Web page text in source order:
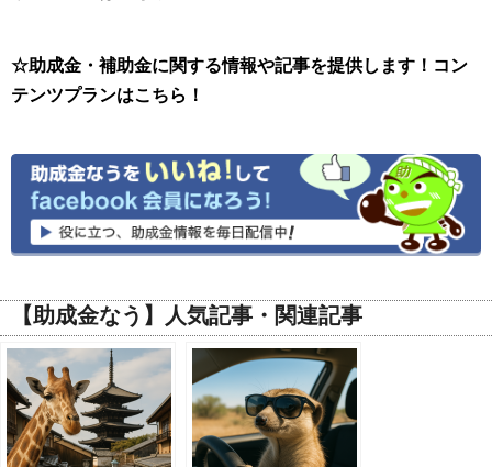
☆助成金・補助金に関する情報や記事を提供します！コン
テンツプランはこちら！
【助成金なう】人気記事・関連記事